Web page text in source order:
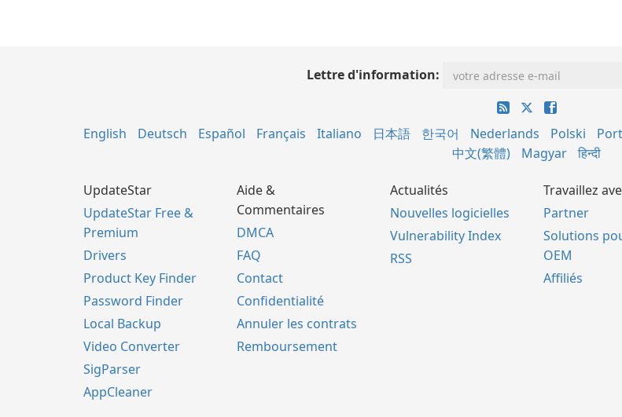
Lettre d'information:
English Deutsch Español Français Italiano 日本語 한국어 Nederlands Polski
中文(繁體)
Magyar हिन्दी
UpdateStar
UpdateStar Free &
Premium
Drivers
Product Key Finder
Password Finder
Local Backup
Video Converter
SigParser
AppCleaner
Aide &
Commentaires
DMCA
FAQ
Contact
Confidentialité
Annuler les contrats
Remboursement
Actualités
Nouvelles logicielles
Vulnerability Index
RSS
Travaillez
Partner
Solutions
OEM
Affiliés